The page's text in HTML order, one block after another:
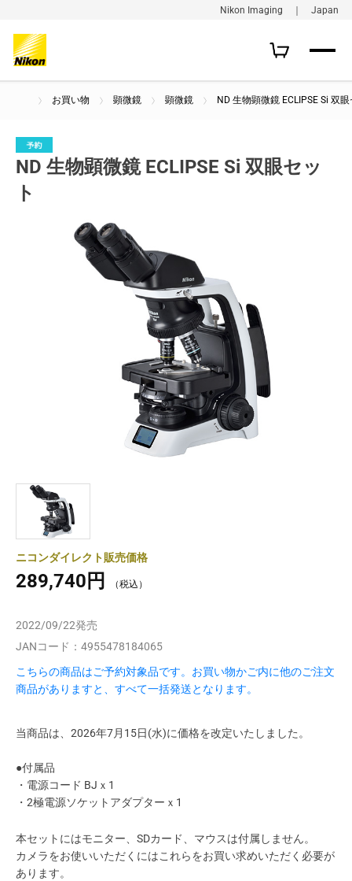
Nikon Imaging ｜ Japan
お買い物 顕微鏡 顕微鏡 ND 生物顕微鏡 ECLIPSE Si 双
ND 生物顕微鏡 ECLIPSE Si 双眼セッ
ト
ニコンダイレクト販売価格
289,740円
2022/09/22発売
JANコード： 4955478184065
こちらの商品はご予約対象品です。お買い物かご内に他のご注文
商品がありますと、すべて一括発送となります。
当商品は、2026年7月15日(水)に価格を改定いたしました。
●付属品
・電源コード BJｘ1
・2極電源ソケットアダプターｘ1
本セットにはモニター、SDカード、マウスは付属しません。
カメラをお使いいただくにはこれらをお買い求めいただく必要が
あります。